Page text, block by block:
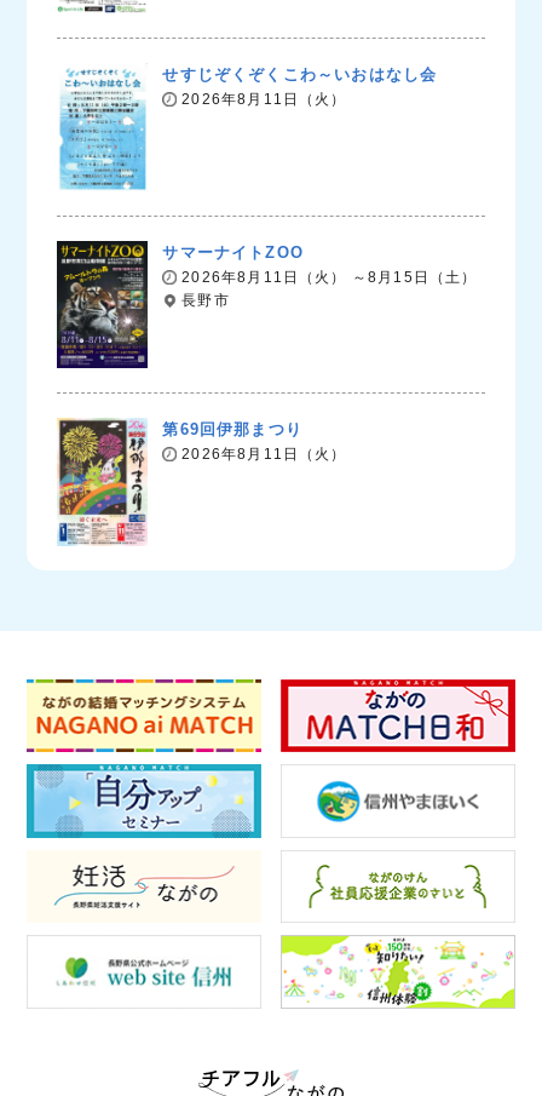
せすじぞくぞくこわ～いおはなし会
2026年8月11日（火）
サマーナイトZOO
2026年8月11日（火） ～8月15日（土）
長野市
第69回伊那まつり
2026年8月11日（火）